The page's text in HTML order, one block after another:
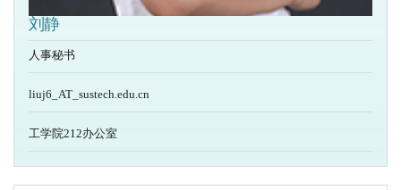
刘静
人事秘书
liuj6_AT_sustech.edu.cn
工学院212办公室